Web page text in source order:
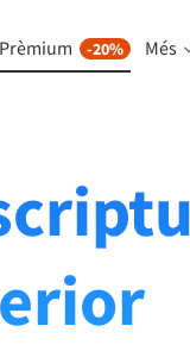
Prèmium -20% Més
les funcions